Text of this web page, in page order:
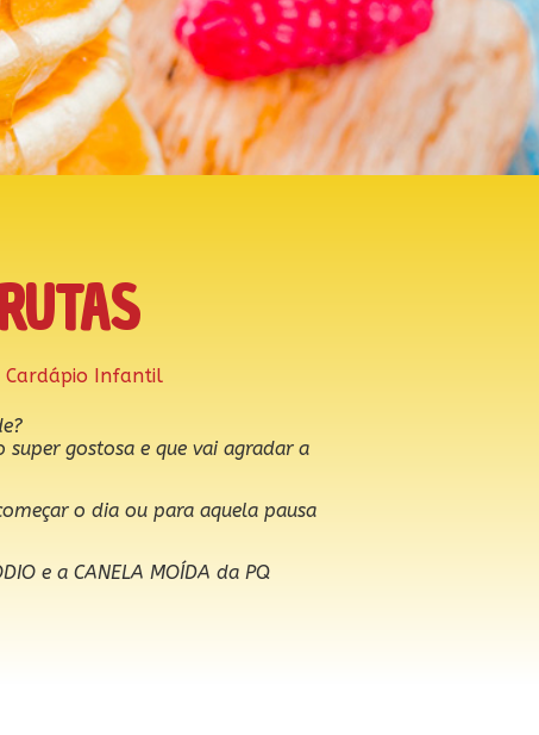
Cardápio Infantil
super gostosa e que vai agradar a
o dia ou para aquela pausa
e a CANELA MOÍDA da PQ